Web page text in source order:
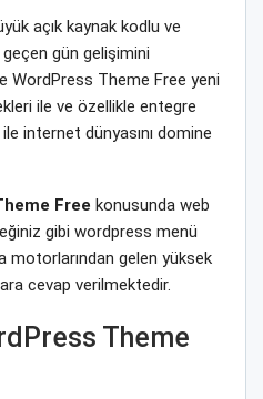
açık kaynak kodlu ve
geçen gün gelişimini
WordPress Theme Free yeni
ile ve özellikle entegre
ile internet dünyasını domine
Free konusunda web
gibi wordpress menü
motorlarından gelen yüksek
cevap verilmektedir.
Theme